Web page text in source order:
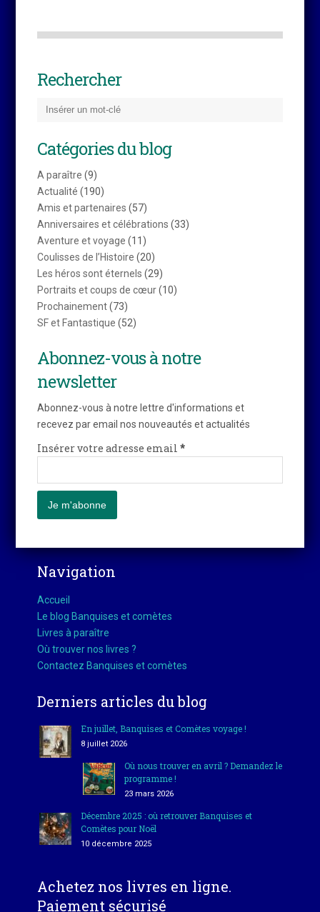
Rechercher
Catégories du blog
A paraître (9)
Actualité (190)
Amis et partenaires (57)
Anniversaires et célébrations (33)
Aventure et voyage (11)
Coulisses de l’Histoire (20)
Les héros sont éternels (29)
Portraits et coups de cœur(10)
Prochainement(73)
SF et Fantastique (52)
Abonnez-vous à notre
newsletter
Abonnez-vous à notre lettre d'informations et
recevez par email nos nouveautés et actualités
Insérer votre adresse email*
Navigation
Accueil
Le blog Banquises et comètes
Livres à paraître
Où trouver nos livres ?
Contactez Banquises et comètes
Derniers articles du blog
En juillet, Banquises et Comètes voyage !
8 juillet 2026
Où nous trouver en avril ? Demandez le
programme !
23 mars 2026
Décembre 2025 : où retrouver Banquises et
Comètes pour Noël
10 décembre 2025
Achetez nos livres en ligne.
Paiement sécurisé